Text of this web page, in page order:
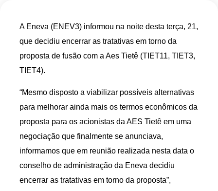
A Eneva (ENEV3) informou na noite desta terça, 21,
que decidiu encerrar as tratativas em torno da
proposta de fusão com a Aes Tietê (TIET11, TIET3,
TIET4).
“Mesmo disposto a viabilizar possíveis alternativas
para melhorar ainda mais os termos econômicos da
proposta para os acionistas da AES Tietê em uma
negociação que finalmente se anunciava,
informamos que em reunião realizada nesta data o
conselho de administração da Eneva decidiu
encerrar as tratativas em torno da proposta”,